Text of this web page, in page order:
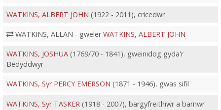
WATKINS, ALBERT JOHN (1922 - 2011), cricedwr
WATKINS, ALLAN - gwelerWATKINS, ALBERT JOHN
WATKINS, JOSHUA(1769/70 - 1841), gweinidog gyda'r
Bedyddwyr
WATKINS, Syr PERCY EMERSON (1871 - 1946), gwas sifil
WATKINS, Syr TASKER (1918 - 2007), bargyfreithiwr a barnwr